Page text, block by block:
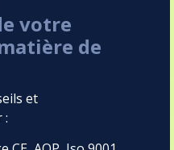
votre
de
et
: